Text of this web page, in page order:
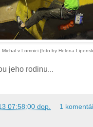
Michal v Lomnici (foto by Helena
jeho rodinu...
07:58:00 dop. 1